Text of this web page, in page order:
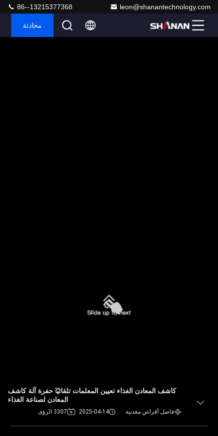
leon@shanantechnology.com
86--13215377368
محادثة
كاشف المعادن الغذاء تعيين المعلمات تلقائيًا حفرة آلة كاشف
المعادن لصناعة الغذاء
فاصل أقراص معدنية 2025-04-14 3307 الرؤى